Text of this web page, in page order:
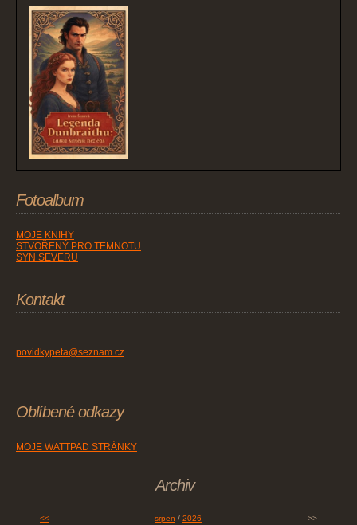
Fotoalbum
MOJE KNIHY
STVOŘENÝ PRO TEMNOTU
SYN SEVERU
Kontakt
povidkypeta@seznam.cz
Oblíbené odkazy
MOJE WATTPAD STRÁNKY
Archiv
<< srpen / 2026 >>